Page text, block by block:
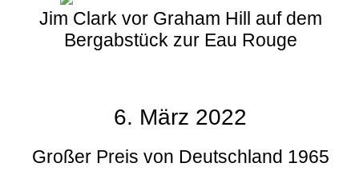
Jim Clark vor Graham Hill auf dem
Bergabstück zur Eau Rouge
6. März 2022
Großer Preis von Deutschland 1965